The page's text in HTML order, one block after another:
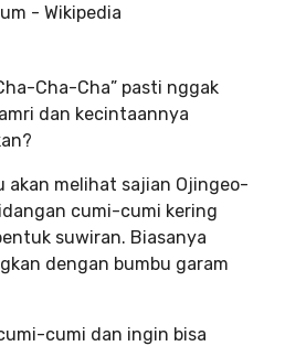
Cha-Cha” pasti nggak
dan kecintaannya
akan melihat sajian Ojingeo-
cumi-cumi kering
suwiran. Biasanya
dengan bumbu garam
cumi dan ingin bisa